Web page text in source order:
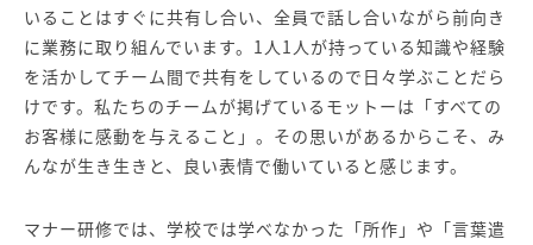
いることはすぐに共有し合い、全員で話し合いながら前向き
に業務に取り組んでいます。1人1人が持っている知識や経験
を活かしてチーム間で共有をしているので日々学ぶことだら
けです。私たちのチームが掲げているモットーは「すべての
お客様に感動を与えること」。その思いがあるからこそ、み
んなが生き生きと、良い表情で働いていると感じます。
マナー研修では、学校では学べなかった「所作」や「言葉遣